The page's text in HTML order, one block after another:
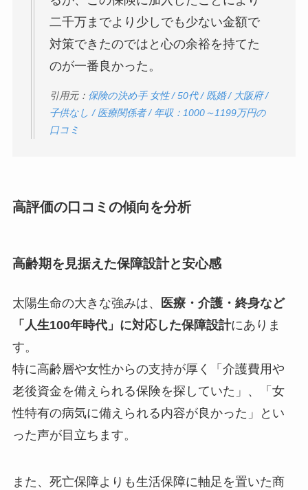
二千万までより少しでも少ない金額で
対策できたのではと心の余裕を持てた
のが一番良かった。
引用元： 保険の決め手 女性 / 50代 / 既婚 / 大阪府 /
子供なし / 医療関係者 / 年収：1000～1199万円の
口コミ
高評価の口コミの傾向を分析
高齢期を見据えた保障設計と安心感
太陽生命の大きな強みは、
医療・介護・終身など
「人生100年時代」に対応した保障設計にありま
す。
特に高齢層や女性からの支持が厚く「介護費用や
老後資金を備えられる保険を探していた」、「女
性特有の病気に備えられる内容が良かった」とい
った声が目立ちます。
また、死亡保障よりも生活保障に軸足を置いた商